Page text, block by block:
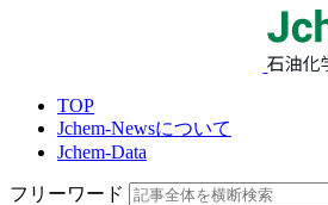
TOP
Jchem-Newsについて
Jchem-Data
フリーワード